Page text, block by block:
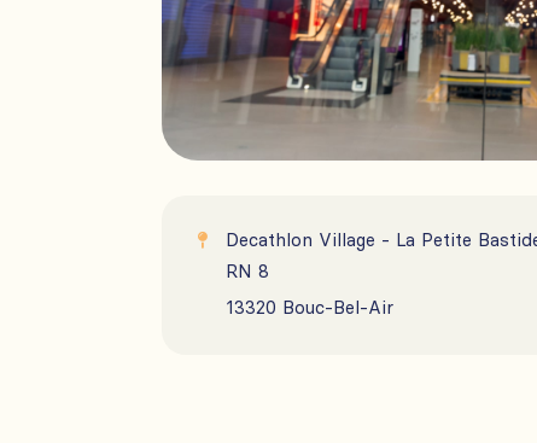
 Decathlon Village - La Petite
RN 8
13320 Bouc-Bel-Air